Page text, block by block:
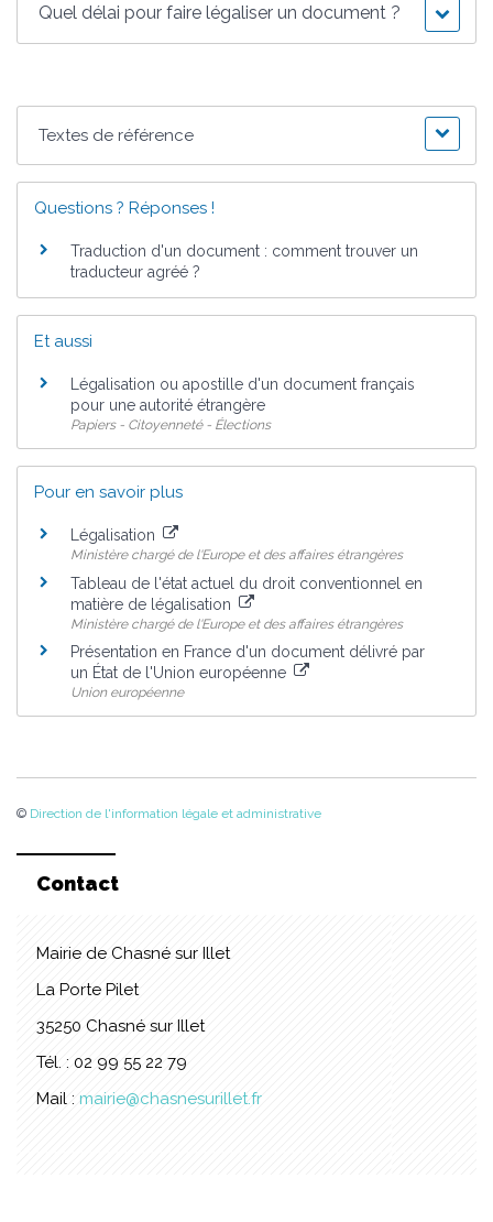
Quel délai pour faire légaliser un document ?
Textes de référence
Questions ? Réponses !
Traduction d'un document : comment trouver un
traducteur agréé ?
Et aussi
Légalisation ou apostille d'un document français
pour une autorité étrangère
Papiers - Citoyenneté - Élections
Pour en savoir plus
Légalisation
Ministère chargé de l'Europe et des affaires étrangères
Tableau de l'état actuel du droit conventionnel en
matière de légalisation
Ministère chargé de l'Europe et des affaires étrangères
Présentation en France d'un document délivré par
un État de l'Union européenne
Union européenne
© Direction de l'information légale et administrative
Contact
Mairie de Chasné sur Illet
La Porte Pilet
35250 Chasné sur Illet
Tél. : 02 99 55 22 79
Mail : mairie@chasnesurillet.fr